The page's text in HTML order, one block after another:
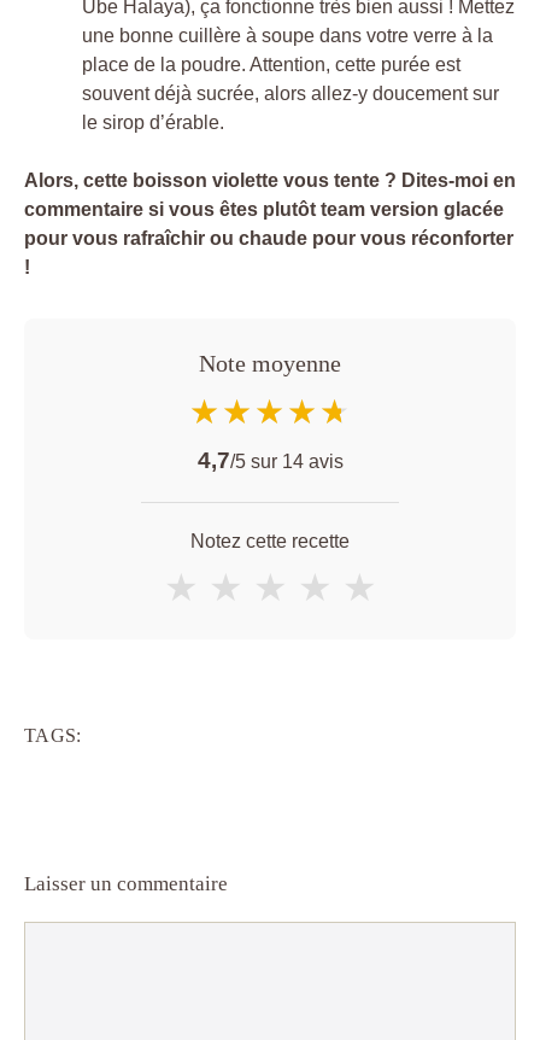
Ube Halaya), ça fonctionne très bien aussi ! Mettez
une bonne cuillère à soupe dans votre verre à la
place de la poudre. Attention, cette purée est
souvent déjà sucrée, alors allez-y doucement sur
le sirop d’érable.
Alors, cette boisson violette vous tente ? Dites-moi en
commentaire si vous êtes plutôt team version glacée
pour vous rafraîchir ou chaude pour vous réconforter
!
Note moyenne
★★★★★
★★★★★
4,7/5 sur 14avis
Notez cette recette
★ ★ ★ ★ ★
TAGS:
Laisser un commentaire